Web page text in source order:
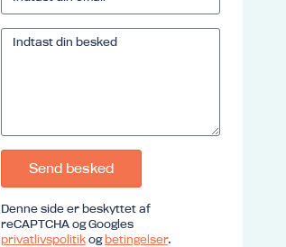
Send besked
Denne side er beskyttet af
reCAPTCHA og Googles
privatlivspolitikogbetingelser.